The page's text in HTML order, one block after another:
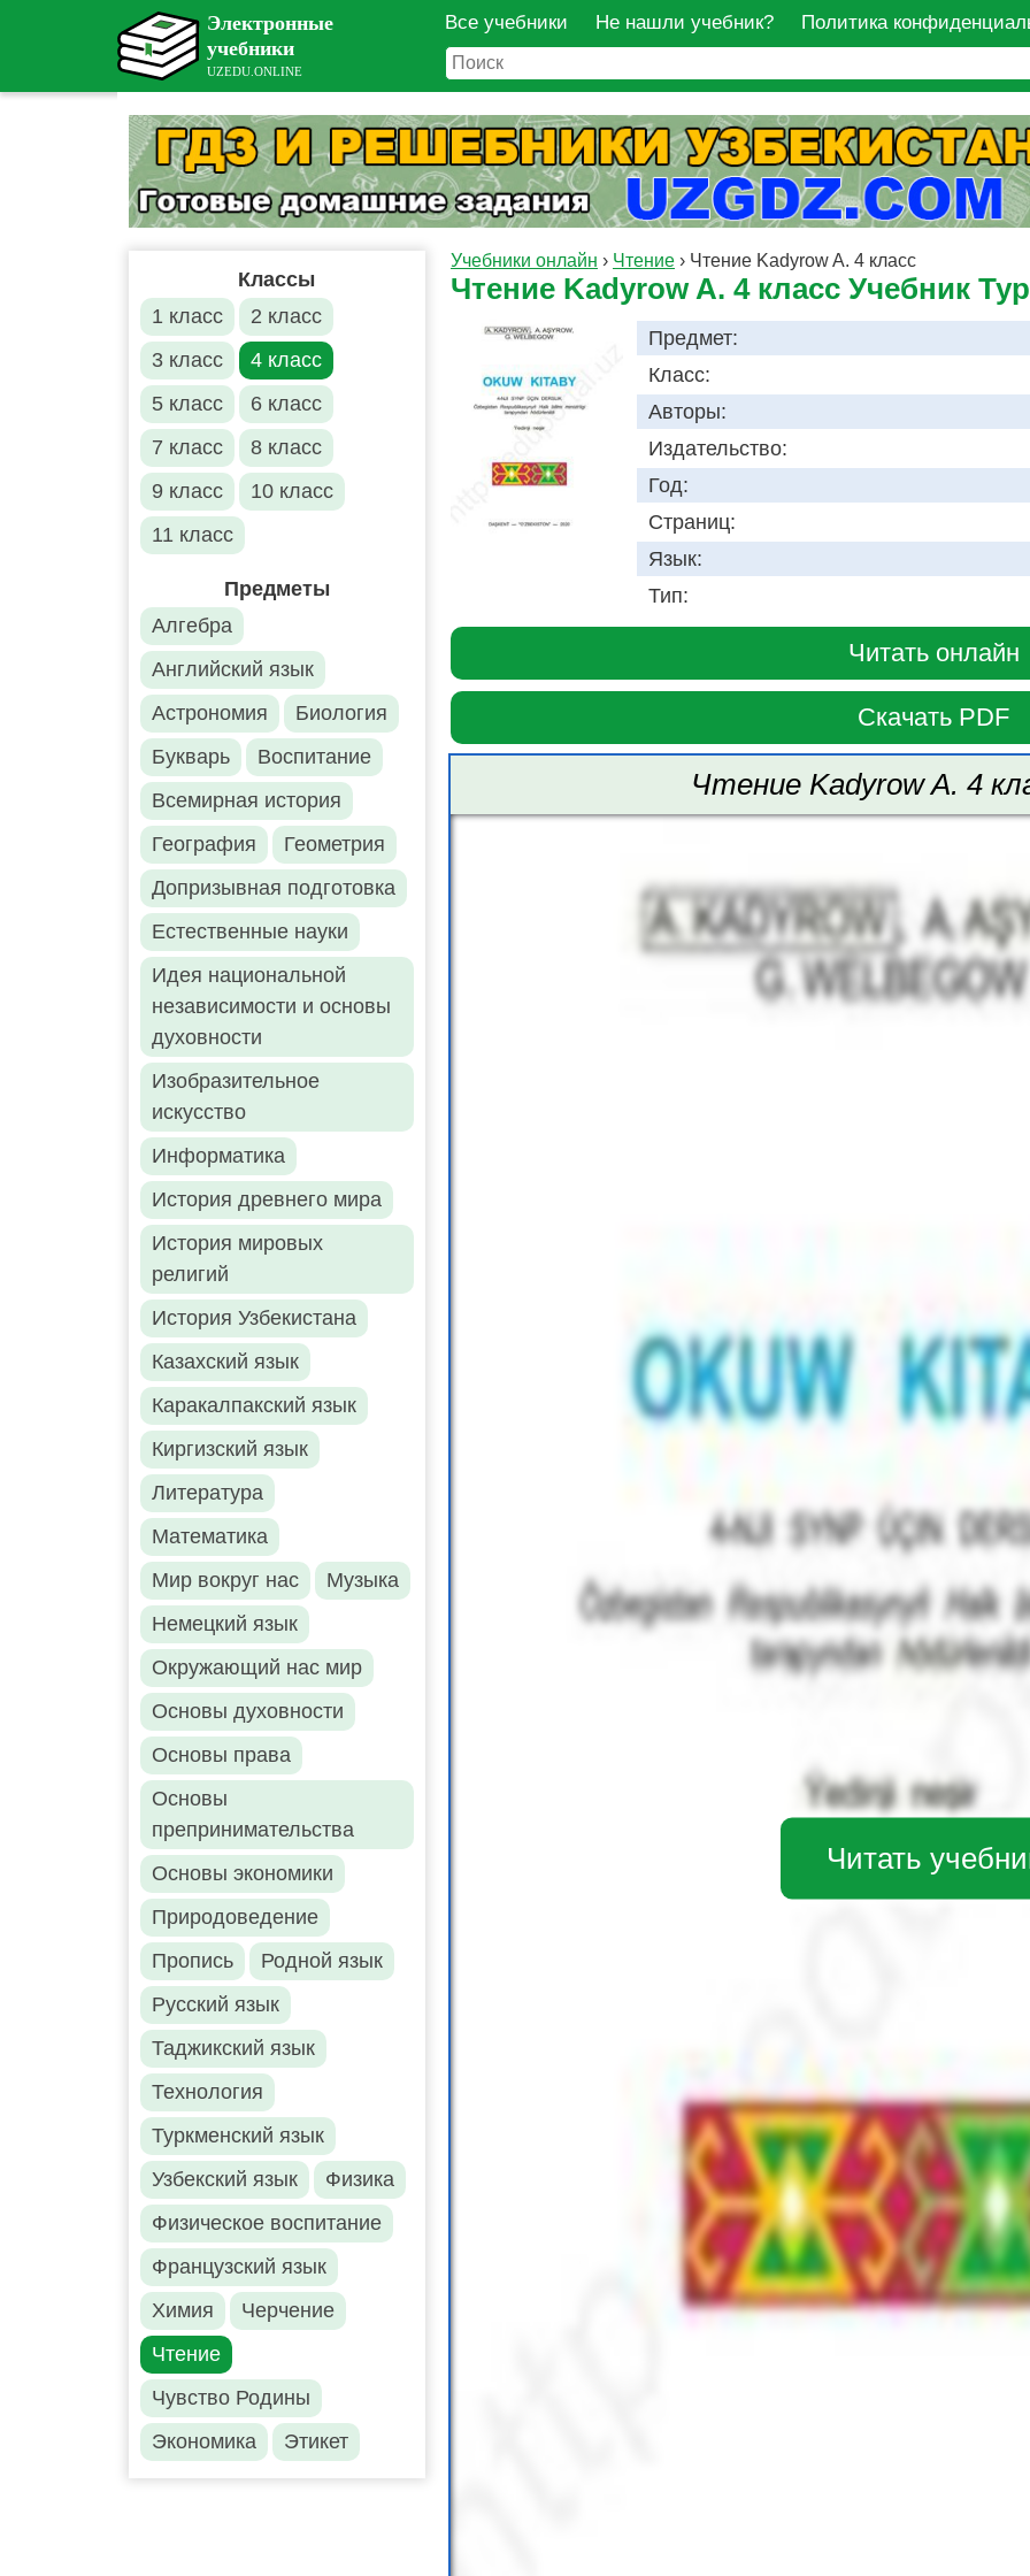
Все учебники Не нашли учебник? Политика
Классы
1 класс
2 класс
3 класс
4 класс
5 класс
6 класс
7 класс
8 класс
9 класс
10 класс
11 класс
Предметы
Алгебра
Английский язык
Астрономия
Биология
Букварь
Воспитание
Всемирная история
География
Геометрия
Допризывная подготовка
Естественные науки
Идея национальной
независимости и основы
духовности
Изобразительное
искусство
Информатика
История древнего мира
История мировых
религий
История Узбекистана
Казахский язык
Каракалпакский язык
Киргизский язык
Литература
Математика
Мир вокруг нас
Музыка
Немецкий язык
Окружающий нас мир
Основы духовности
Основы права
Основы
препринимательства
Основы экономики
Природоведение
Пропись
Родной язык
Русский язык
Таджикский язык
Технология
Туркменский язык
Узбекский язык
Физика
Физическое воспитание
Французский язык
Химия
Черчение
Чтение
Чувство Родины
Экономика
Этикет
Учебники онлайн › Чтение › Чтение Kadyrow A. 4 класс
Чтение Kadyrow A. 4 класс Учебник
Предмет:
Класс:
Авторы:
Издательство:
Год:
Страниц:
Язык:
Тип:
Читать онлайн
Скачать PDF
Чтение Kadyrow A. 4
Читать